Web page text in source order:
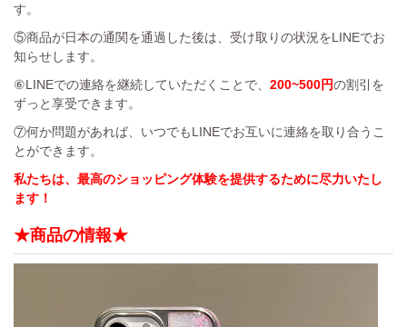
す。
⑤商品が日本の通関を通過した後は、受け取りの状況をLINEでお
知らせします。
⑥LINEでの連絡を継続していただくことで、 200~500円の割引を
ずっと享受できます。
⑦何か問題があれば、いつでもLINEでお互いに連絡を取り合うこ
とができます。
私たちは、最高のショッピング体験を提供するために尽力いたし
ます！
★商品の情報★